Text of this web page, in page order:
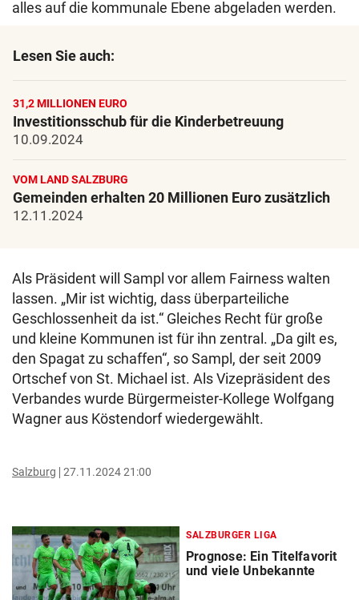
alles auf die kommunale Ebene abgeladen werden.
Lesen Sie auch:
31,2 MILLIONEN EURO
Investitionsschub für die Kinderbetreuung
10.09.2024
VOM LAND SALZBURG
Gemeinden erhalten 20 Millionen Euro zusätzlich
12.11.2024
Als Präsident will Sampl vor allem Fairness walten
lassen. „Mir ist wichtig, dass überparteiliche
Geschlossenheit da ist.“ Gleiches Recht für große
und kleine Kommunen ist für ihn zentral. „Da gilt es,
den Spagat zu schaffen“, so Sampl, der seit 2009
Ortschef von St. Michael ist. Als Vizepräsident des
Verbandes wurde Bürgermeister-Kollege Wolfgang
Wagner aus Köstendorf wiedergewählt.
Salzburg 27.11.2024 21:00
SALZBURGER LIGA
Prognose: Ein Titelfavorit
und viele Unbekannte